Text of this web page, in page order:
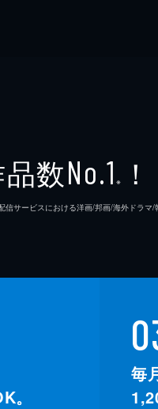
数No.1 ※ ！
サービスにおける洋画/邦画/海外ドラ
。
毎